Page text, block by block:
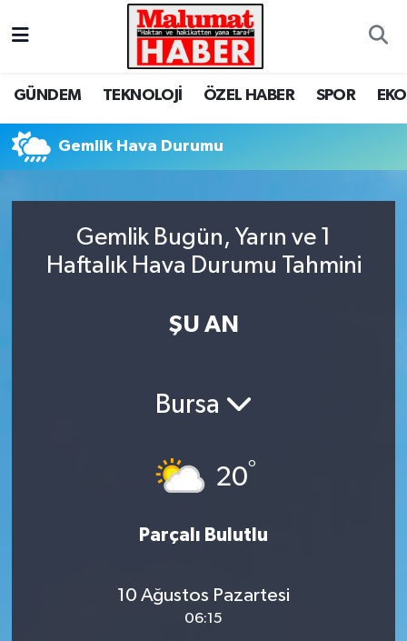
GÜNDEM TEKNOLOJİ ÖZEL HABER SPOR
Gemlik Hava Durumu
Gemlik Bugün, Yarın ve 1
Haftalık Hava Durumu Tahmini
ŞU AN
Bursa
20°
Parçalı Bulutlu
10 Ağustos Pazartesi
06:15
Nöbetçi Eczaneler
Tüm Manşetler